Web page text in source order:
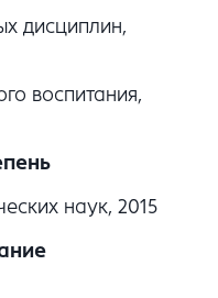
дисциплин,
воспитания,
наук, 2015